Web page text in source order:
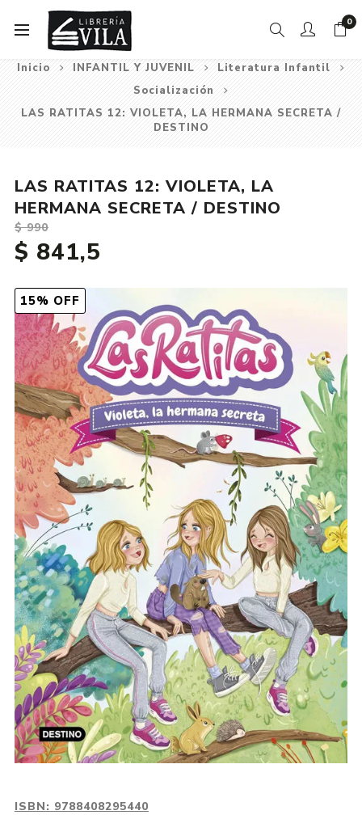
0
Inicio INFANTIL Y JUVENIL
Literatura Infantil
Socialización
LAS RATITAS 12: VIOLETA, LA HERMANA SECRETA /
DESTINO
15% OFF
LAS RATITAS 12: VIOLETA, LA
HERMANA SECRETA / DESTINO
$ 990
$ 841,5
ISBN: 9788408295440